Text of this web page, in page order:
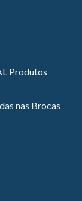
Produtos
nas Brocas